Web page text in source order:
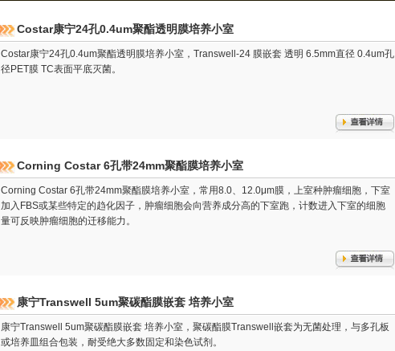
Costar康宁24孔0.4um聚酯透明膜培养小室
Costar康宁24孔0.4um聚酯透明膜培养小室，Transwell-24 膜嵌套 透明 6.5mm直径 0.4um孔
径PET膜 TC表面平底灭菌。
Corning Costar 6孔带24mm聚酯膜培养小室
Corning Costar 6孔带24mm聚酯膜培养小室，常用8.0、12.0μm膜，上室种肿瘤细胞，下室
加入FBS或某些特定的趋化因子，肿瘤细胞会向营养成分高的下室跑，计数进入下室的细胞
量可反映肿瘤细胞的迁移能力。
康宁Transwell 5um聚碳酯膜嵌套 培养小室
康宁Transwell 5um聚碳酯膜嵌套 培养小室，聚碳酯膜Transwell嵌套为无菌处理，与多孔板
或培养皿组合包装，耐受绝大多数固定和染色试剂。